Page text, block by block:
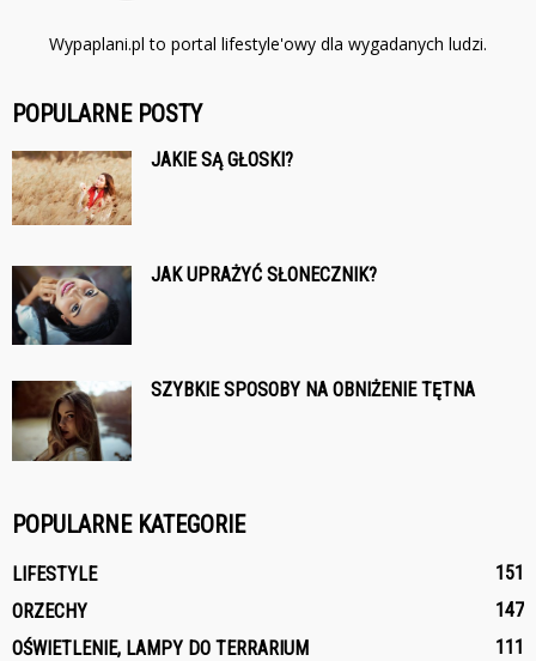
Wypaplani.pl to portal lifestyle'owy dla wygadanych ludzi.
POPULARNE POSTY
JAKIE SĄ GŁOSKI?
JAK UPRAŻYĆ SŁONECZNIK?
SZYBKIE SPOSOBY NA OBNIŻENIE TĘTNA
POPULARNE KATEGORIE
LIFESTYLE
151
ORZECHY
147
OŚWIETLENIE, LAMPY DO TERRARIUM
111